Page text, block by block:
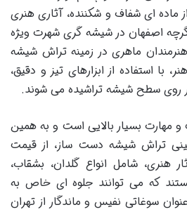
ماده ای شفاف و شکننده، آثاری هنری
اصفهان در شیشه گری شهرت ویژه
هنرمندان ماهری در زمینه تراش شیشه
با استفاده از ابزارهای تیز و دقیق،
سطح شیشه تراشیده می شوند.
و مهارت بسیار بالایی است و به همین
تراش شیشه دست ساز، از قیمت
هنری، شامل انواع گلدان، بشقاب،
که می توانند جلوه ای خاص به
سوغاتی نفیس و ماندگار از تهران